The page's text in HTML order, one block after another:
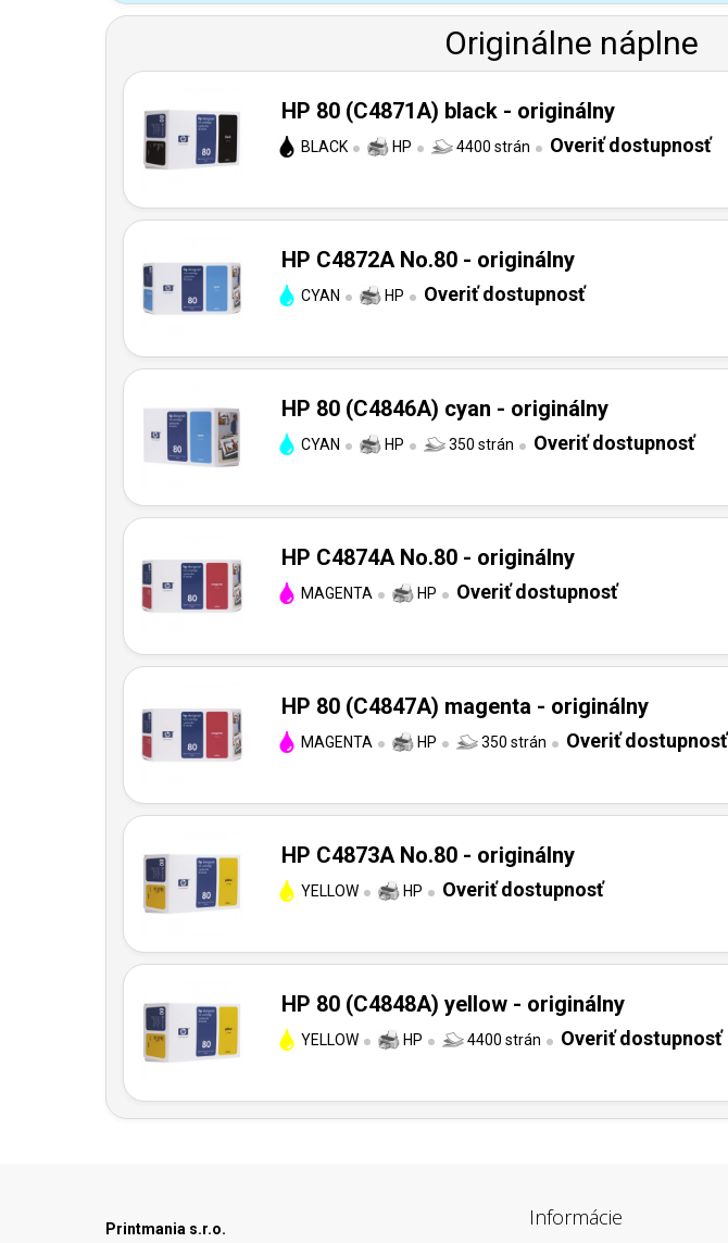
Originálne náplne
HP 80 (C4871A) black - originálny
BLACK HP 4400 strán Overiť dostupnosť
HP C4872A No.80 - originálny
CYAN HP Overiť dostupnosť
HP 80 (C4846A) cyan - originálny
CYAN HP 350 strán Overiť dostupnosť
HP C4874A No.80 - originálny
MAGENTA HP Overiť dostupnosť
HP 80 (C4847A) magenta - originálny
MAGENTA HP 350 strán Overiť dostupnosť
HP C4873A No.80 - originálny
YELLOW HP Overiť dostupnosť
HP 80 (C4848A) yellow - originálny
YELLOW HP 4400 strán Overiť dostupnosť
Printmania s.r.o.
Informácie